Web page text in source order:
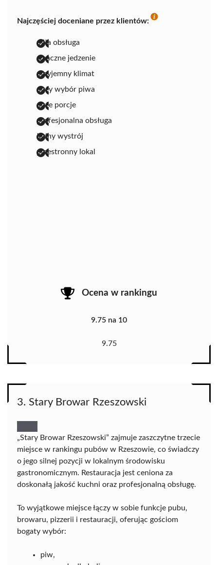
Najczęściej doceniane przez klientów:
miła obsługa
smaczne jedzenie
przyjemny klimat
duży wybór piwa
duże porcje
profesjonalna obsługa
ładny wystrój
przestronny lokal
Ocena w rankingu
9.75 na 10
9.75
3. Stary Browar Rzeszowski
„Stary Browar Rzeszowski” zajmuje zaszczytne trzecie
miejsce w rankingu pubów w Rzeszowie, co świadczy
o jego silnej pozycji w lokalnym środowisku
gastronomicznym. Restauracja jest ceniona za
doskonałą jakość kuchni oraz profesjonalną obsługę.
To wyjątkowe miejsce łączy w sobie funkcje pubu,
browaru, pizzerii i restauracji, oferując gościom
bogaty wybór:
piw,